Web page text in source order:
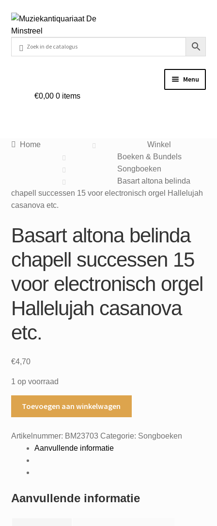
Ga
door
navigatie
Ga
naar
inhoud
Menu
Veel gestelde vragen
Mijn account
€0,00 0 items
Home
Winkel
Boeken & Bundels
Songboeken
Basart altona belinda
chapell successen 15 voor electronisch orgel Hallelujah
casanova etc.
Basart altona belinda
chapell successen 15
voor electronisch orgel
Hallelujah casanova
etc.
€4,70
1 op voorraad
chapell
successen
orgel
Toevoegen aan winkelwagen
Artikelnummer: BM23703 Categorie: Songboeken
Aanvullende informatie
Aanvullende informatie